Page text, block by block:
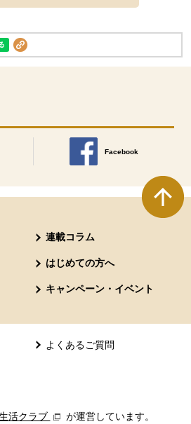
ウで開きます。
Facebook
別のウィンドウで開きます
連載コラム
はじめての方へ
キャンペーン・イベント
よくあるご質問
活クラブ 別のウィンドウで開きます。
が運営しています。